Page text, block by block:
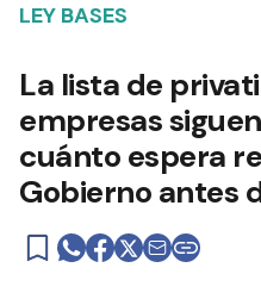
LEY BASES
La lista de
empresas
cuánto espera
Gobierno antes